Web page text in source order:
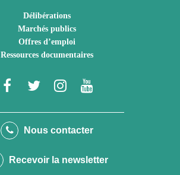
Délibérations
Marchés publics
Offres d’emploi
Ressources documentaires
Lien
le
Facebook
Lien
le
Twitter
Lien
le
Instagram
Youtube
Nous contacter
Recevoir la newsletter